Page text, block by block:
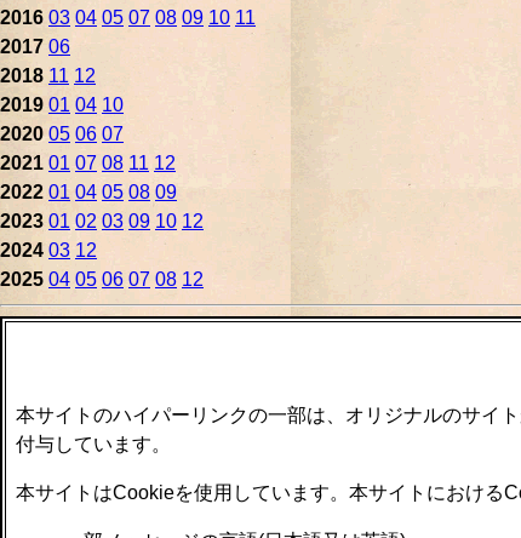
2016 03 04 05 07 08 09 10 11
2017 06
2018 11 12
2019 01 04 10
2020 05 06 07
2021 01 07 08 11 12
2022 01 04 05 08 09
2023 01 02 03 09 10 12
2024 03 12
2025 04 05 06 07 08 12
本サイトのハイパーリンクの一部は、オリジナルのサイ
付与しています。
本サイトはCookieを使用しています。本サイトにおける